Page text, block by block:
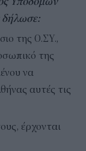
δήλωσε:
της Ο.ΣΥ.,
της
να
αυτές τις
έρχονται